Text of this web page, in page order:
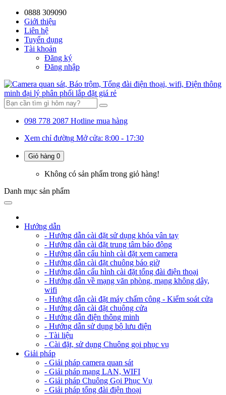
0888 309090
Giới thiệu
Liên hệ
Tuyển dụng
Tài khoản
Đăng ký
Đăng nhập
098 778 2087 Hotline mua hàng
Xem chỉ đường Mở cửa: 8:00 - 17:30
Giỏ hàng 0
Không có sản phẩm trong giỏ hàng!
Danh mục sản phẩm
Hướng dẫn
- Hướng dẫn cài đặt sử dụng khóa vân tay
- Hướng dẫn cài đặt trung tâm báo động
- Hướng dẫn cấu hình cài đặt xem camera
- Hướng dẫn cài đặt chuông báo giờ
- Hướng dẫn cấu hình cài đặt tổng đài điện thoại
- Hướng dẫn về mạng văn phòng, mạng không dây,
wifi
- Hướng dẫn cài đặt máy chấm công - Kiểm soát cửa
- Hướng dẫn cài đặt chuông cửa
- Hướng dẫn điện thông minh
- Hướng dẫn sử dụng bộ lưu điện
- Tài liệu
- Cài đặt, sử dụng Chuông gọi phục vụ
Giải pháp
- Giải pháp camera quan sát
- Giải pháp mạng LAN, WIFI
- Giải pháp Chuông Gọi Phục Vụ
- Giải pháp tổng đài điện thoại